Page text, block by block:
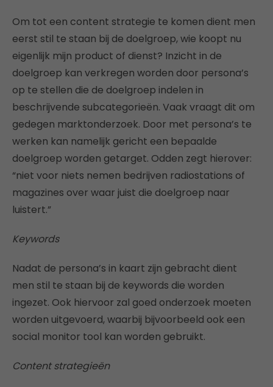
Om tot een content strategie te komen dient men
eerst stil te staan bij de doelgroep, wie koopt nu
eigenlijk mijn product of dienst? Inzicht in de
doelgroep kan verkregen worden door persona’s
op te stellen die de doelgroep indelen in
beschrijvende subcategorieën. Vaak vraagt dit om
gedegen marktonderzoek. Door met persona’s te
werken kan namelijk gericht een bepaalde
doelgroep worden getarget. Odden zegt hierover:
“niet voor niets nemen bedrijven radiostations of
magazines over waar juist die doelgroep naar
luistert.”
Keywords
Nadat de persona’s in kaart zijn gebracht dient
men stil te staan bij de keywords die worden
ingezet. Ook hiervoor zal goed onderzoek moeten
worden uitgevoerd, waarbij bijvoorbeeld ook een
social monitor tool kan worden gebruikt.
Content strategieën